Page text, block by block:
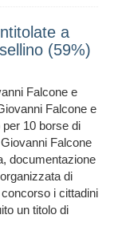
a
(59%)
Falcone e
Falcone e
per 10 borse di
Falcone
documentazione
di
i cittadini
un titolo di